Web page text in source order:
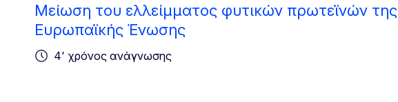
Μείωση του ελλείμματος φυτικών πρωτεϊνών της
Ευρωπαϊκής Ένωσης
4' χρόνος ανάγνωσης